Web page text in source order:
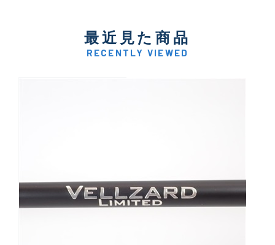
最近見た商品
RECENTLY VIEWED